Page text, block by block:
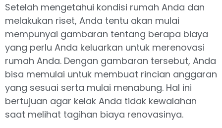
Setelah mengetahui kondisi rumah Anda dan
melakukan riset, Anda tentu akan mulai
mempunyai gambaran tentang berapa biaya
yang perlu Anda keluarkan untuk merenovasi
rumah Anda. Dengan gambaran tersebut, Anda
bisa memulai untuk membuat rincian anggaran
yang sesuai serta mulai menabung. Hal ini
bertujuan agar kelak Anda tidak kewalahan
saat melihat tagihan biaya renovasinya.